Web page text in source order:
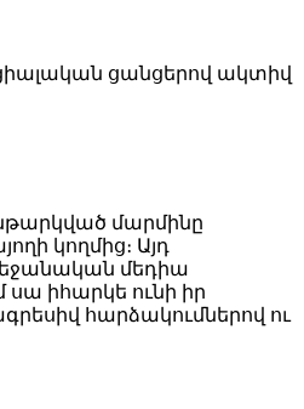
ցանցերով ակտիվ
մարմինը
կողմից։ Այդ
մեդիա
սա իհարկե ունի իր
հարձակումներով ու